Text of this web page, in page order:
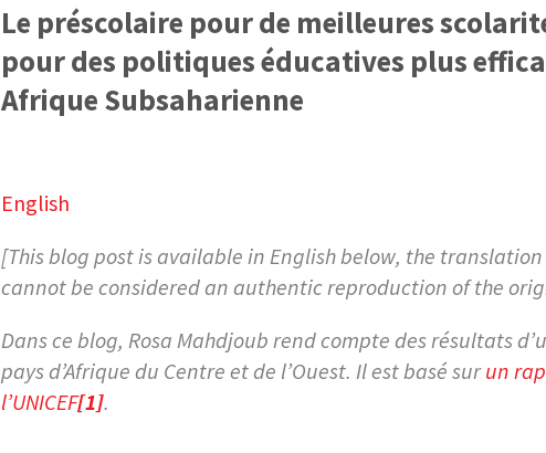
Le préscolaire pour de meilleures
pour des politiques éducatives plus
Afrique Subsaharienne
English
[This blog post is available in English below, the
cannot be considered an authentic reproduction of the
Dans ce blog, Rosa Mahdjoub rend compte des résultats
pays d’Afrique du Centre et de l’Ouest. Il est basé surun
l’UNICEF[1].